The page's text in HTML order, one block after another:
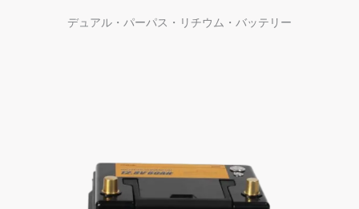
デュアル・パーパス・リチウム・バッテリー